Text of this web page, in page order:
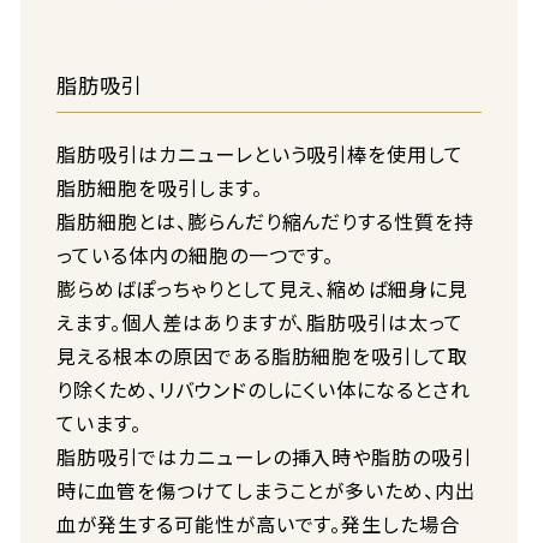
脂肪吸引
脂肪吸引はカニューレという吸引棒を使用して
脂肪細胞を吸引します。
脂肪細胞とは、膨らんだり縮んだりする性質を持
っている体内の細胞の一つです。
膨らめばぽっちゃりとして見え、縮めば細身に見
えます。個人差はありますが、脂肪吸引は太って
見える根本の原因である脂肪細胞を吸引して取
り除くため、リバウンドのしにくい体になるとされ
ています。
脂肪吸引ではカニューレの挿入時や脂肪の吸引
時に血管を傷つけてしまうことが多いため、内出
血が発生する可能性が高いです。発生した場合